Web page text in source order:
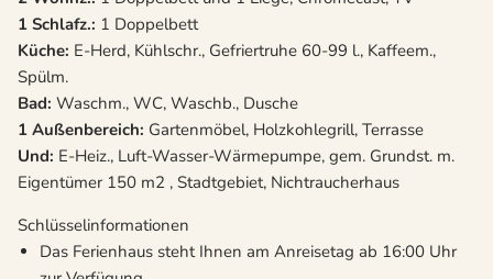
1 Schlafz.: 1 Doppelbett
Küche: E-Herd, Kühlschr., Gefriertruhe 60-99 l., Kaffeem.,
Spülm.
Bad: Waschm., WC, Waschb., Dusche
1 Außenbereich: Gartenmöbel, Holzkohlegrill, Terrasse
Und: E-Heiz., Luft-Wasser-Wärmepumpe, gem. Grundst. m.
Eigentümer 150 m2 , Stadtgebiet, Nichtraucherhaus
Schlüsselinformationen
Das Ferienhaus steht Ihnen am Anreisetag ab 16:00 Uhr